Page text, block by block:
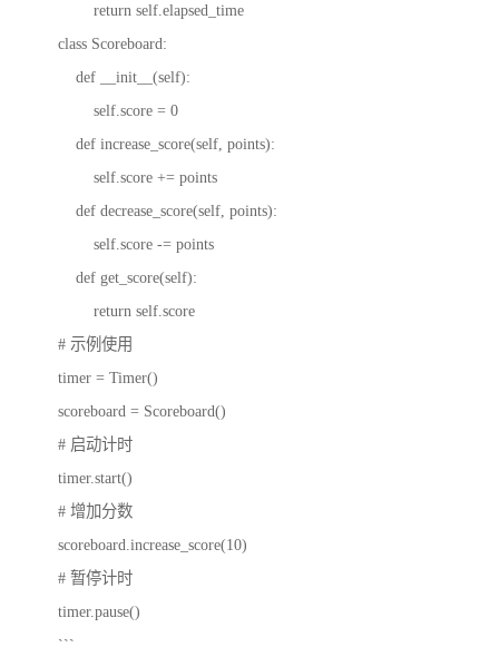
return self.elapsed_time
class Scoreboard:
def __init__(self):
self.score = 0
def increase_score(self, points):
self.score += points
def decrease_score(self, points):
self.score -= points
def get_score(self):
return self.score
# 示例使用
timer = Timer()
scoreboard = Scoreboard()
# 启动计时
timer.start()
# 增加分数
scoreboard.increase_score(10)
# 暂停计时
timer.pause()